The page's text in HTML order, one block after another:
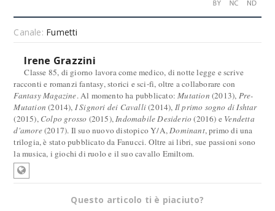
Canale: Fumetti
Irene Grazzini
Classe 85, di giorno lavora come medico, di notte legge e scrive
racconti e romanzi fantasy, storici e sci-fi, oltre a collaborare con
Fantasy Magazine. Al momento ha pubblicato:Mutation (2013), Pre-
Mutation (2014), I Signori dei Cavalli(2014), Il primo sogno di Ishtar
(2015), Colpo grosso (2015),Indomabile Desiderio (2016) e Vendetta
d'amore(2017). Il suo nuovo distopico Y/A,Dominant, primo di una
trilogia, è stato pubblicato da Fanucci. Oltre ai libri, sue passioni sono
la musica, i giochi di ruolo e il suo cavallo Emiltom.
Questo articolo ti è piaciuto?